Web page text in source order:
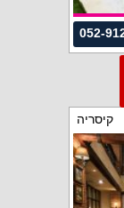
052-
קיסריה